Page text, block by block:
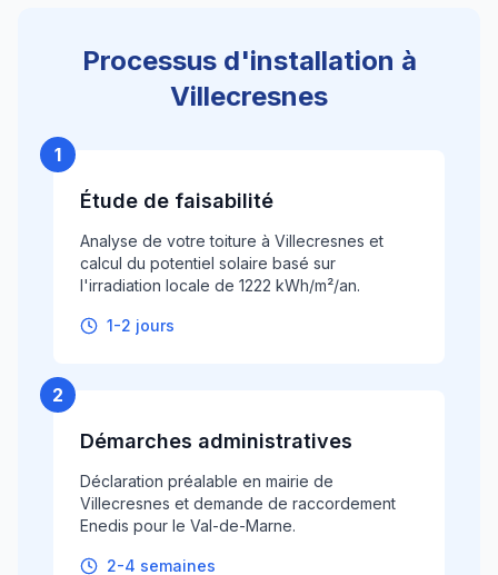
Processus d'installation à
Villecresnes
1
Étude de faisabilité
Analyse de votre toiture à Villecresnes et
calcul du potentiel solaire basé sur
l'irradiation locale de 1222 kWh/m²/an.
1-2 jours
2
Démarches administratives
Déclaration préalable en mairie de
Villecresnes et demande de raccordement
Enedis pour le Val-de-Marne.
2-4 semaines